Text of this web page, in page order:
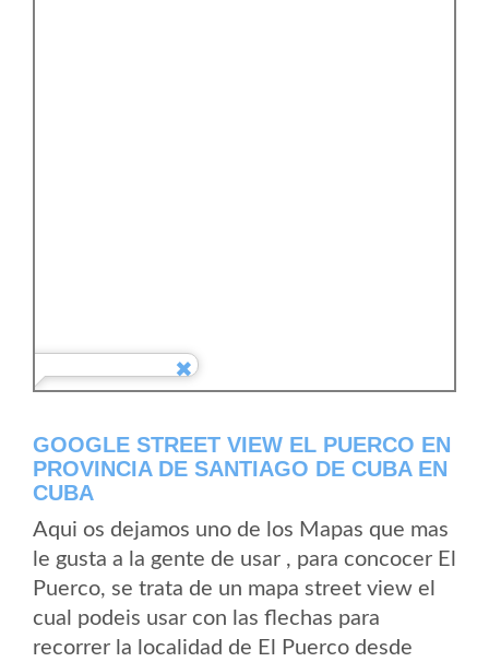
GOOGLE STREET VIEW EL PUERCO EN
PROVINCIA DE SANTIAGO DE CUBA EN
CUBA
Aqui os dejamos uno de los Mapas que mas
le gusta a la gente de usar , para concocer El
Puerco, se trata de un mapa street view el
cual podeis usar con las flechas para
recorrer la localidad de El Puerco desde